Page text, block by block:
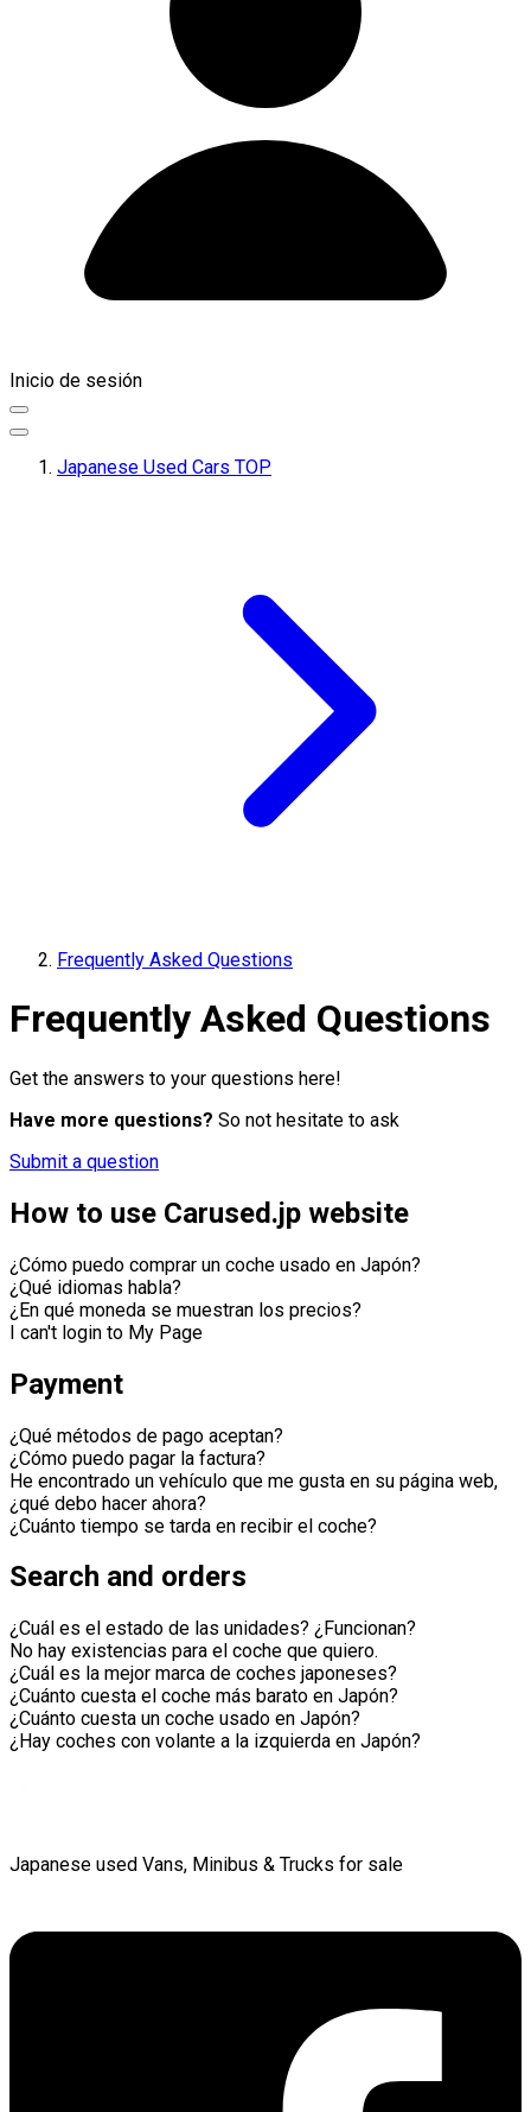
Inicio de sesión
Japanese Used Cars TOP
Frequently Asked Questions
Frequently Asked Questions
Get the answers to your questions here!
Have more questions? So not hesitate to ask
Submit a question
How to use Carused.jp website
¿Cómo puedo comprar un coche usado en Japón?
¿Qué idiomas habla?
¿En qué moneda se muestran los precios?
I can't login to My Page
Payment
¿Qué métodos de pago aceptan?
¿Cómo puedo pagar la factura?
He encontrado un vehículo que me gusta en su página web,
¿qué debo hacer ahora?
¿Cuánto tiempo se tarda en recibir el coche?
Search and orders
¿Cuál es el estado de las unidades? ¿Funcionan?
No hay existencias para el coche que quiero.
¿Cuál es la mejor marca de coches japoneses?
¿Cuánto cuesta el coche más barato en Japón?
¿Cuánto cuesta un coche usado en Japón?
¿Hay coches con volante a la izquierda en Japón?
Japanese used Vans, Minibus & Trucks for sale